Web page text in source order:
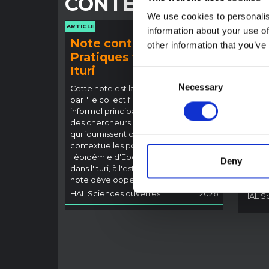
We use cookies to
information about your use
other information that
Selection
Necessary
Deny
ARTICLE
Note contextuelle :
Pratiques funéraires en
Ituri
Cette note est la deuxième produite
par " le collectif pour l'Ituri ", un réseau
informel principalement animé par
des chercheurs en sciences sociales
qui fournissent des informations
contextuelles pour la réponse à
l'épidémie d'Ebola à Bundibugyo
dans l'Ituri, à l'est de la RDC. Cette
note développe les…
HAL Sciences ouvertes
2026
HAL